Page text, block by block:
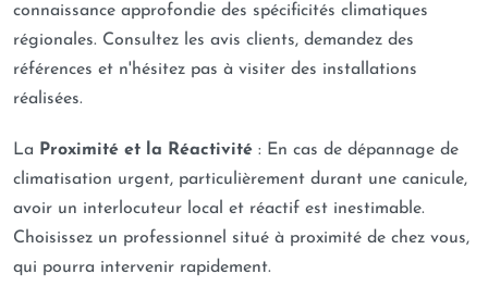
connaissance approfondie des spécificités climatiques
régionales. Consultez les avis clients, demandez des
références et n'hésitez pas à visiter des installations
réalisées.
La Proximité et la Réactivité : En cas de dépannage de
climatisation urgent, particulièrement durant une canicule,
avoir un interlocuteur local et réactif est inestimable.
Choisissez un professionnel situé à proximité de chez vous,
qui pourra intervenir rapidement.